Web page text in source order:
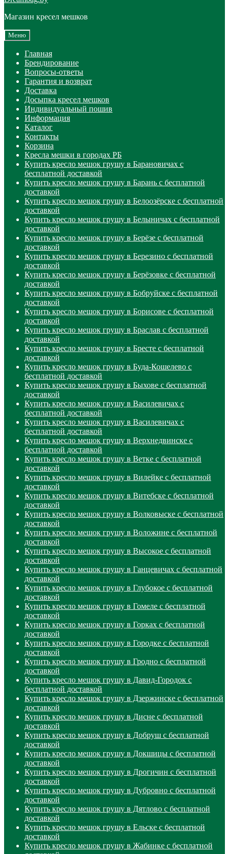
Магазин кресел мешков
Меню
Главная
Брендирование
Вопросы-ответы
Гарантия и возврат
Доставка
Досыпка кресел мешков
Индивидуальный пошив
Информация
Каталог
Контакты
Корзина
Кресла мешки в городах РБ
Купить кресло мешок грушу в Барановичах с
бесплатной доставкой
Купить кресло мешок грушу в Барань с бесплатной
доставкой
Купить кресло мешок грушу в Белоозёрске с бесплатной
доставкой
Купить кресло мешок грушу в Белыничах с бесплатной
доставкой
Купить кресло мешок грушу в Берёзе с бесплатной
доставкой
Купить кресло мешок грушу в Березино с бесплатной
доставкой
Купить кресло мешок грушу в Берёзовке с бесплатной
доставкой
Купить кресло мешок грушу в Бобруйске с бесплатной
доставкой
Купить кресло мешок грушу в Борисове с бесплатной
доставкой
Купить кресло мешок грушу в Браслав с бесплатной
доставкой
Купить кресло мешок грушу в Бресте с бесплатной
доставкой
Купить кресло мешок грушу в Буда-Кошелево с
бесплатной доставкой
Купить кресло мешок грушу в Быхове с бесплатной
доставкой
Купить кресло мешок грушу в Василевичах с
бесплатной доставкой
Купить кресло мешок грушу в Василевичах с
бесплатной доставкой
Купить кресло мешок грушу в Верхнедвинске с
бесплатной доставкой
Купить кресло мешок грушу в Ветке с бесплатной
доставкой
Купить кресло мешок грушу в Вилейке с бесплатной
доставкой
Купить кресло мешок грушу в Витебске с бесплатной
доставкой
Купить кресло мешок грушу в Волковыске с бесплатной
доставкой
Купить кресло мешок грушу в Воложине с бесплатной
доставкой
Купить кресло мешок грушу в Высокое с бесплатной
доставкой
Купить кресло мешок грушу в Ганцевичах с бесплатной
доставкой
Купить кресло мешок грушу в Глубокое с бесплатной
доставкой
Купить кресло мешок грушу в Гомеле с бесплатной
доставкой
Купить кресло мешок грушу в Горках с бесплатной
доставкой
Купить кресло мешок грушу в Городке с бесплатной
доставкой
Купить кресло мешок грушу в Гродно с бесплатной
доставкой
Купить кресло мешок грушу в Давид-Городок с
бесплатной доставкой
Купить кресло мешок грушу в Дзержинске с бесплатной
доставкой
Купить кресло мешок грушу в Дисне с бесплатной
доставкой
Купить кресло мешок грушу в Добруш с бесплатной
доставкой
Купить кресло мешок грушу в Докшицы с бесплатной
доставкой
Купить кресло мешок грушу в Дрогичин с бесплатной
доставкой
Купить кресло мешок грушу в Дубровно с бесплатной
доставкой
Купить кресло мешок грушу в Дятлово с бесплатной
доставкой
Купить кресло мешок грушу в Ельске с бесплатной
доставкой
Купить кресло мешок грушу в Жабинке с бесплатной